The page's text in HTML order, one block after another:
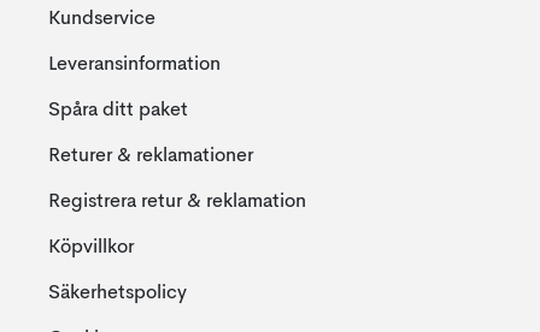
Kundservice
Leveransinformation
Spåra ditt paket
Returer & reklamationer
Registrera retur & reklamation
Köpvillkor
Säkerhetspolicy